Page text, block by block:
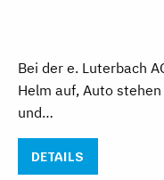
Bei der e. Luterbach
Helm auf, Auto
und…
DETAILS